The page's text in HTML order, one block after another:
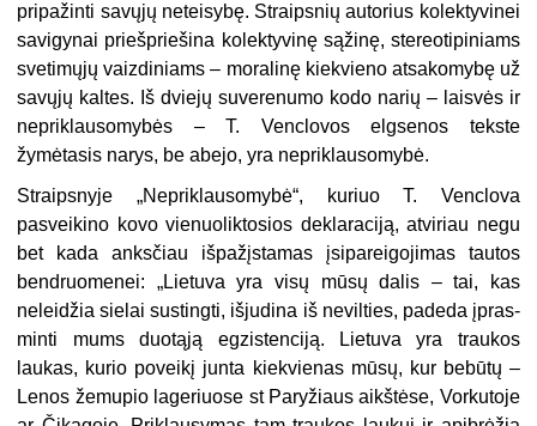
pripažinti savųjų neteisybę. Straipsnių autorius kolektyvinei
savigynai priešpriešina kolek­tyvinę sąžinę, stereotipiniams
svetimųjų vaizdiniams – moralinę kiekvieno atsakomybę už
savųjų kaltes. Iš dviejų suverenumo kodo narių – laisvės ir
nepriklausomybės – T. Venclovos elgsenos tekste
žymėtasis narys, be abejo, yra nepriklausomybė.
Straipsnyje „Nepriklausomybė“, kuriuo T. Venclova
pasveikino kovo vienuoliktosios deklaraciją, atviriau negu
bet kada anksčiau išpažįsta­mas įsipareigojimas tautos
bendruomenei: „Lietuva yra visų mūsų dalis – tai, kas
neleidžia sielai sustingti, išjudina iš nevilties, padeda įpras­
minti mums duotąją egzistenciją. Lietuva yra traukos
laukas, kurio poveikį junta kiekvienas mūsų, kur bebūtų –
Lenos žemupio lageriuose st Paryžiaus aikštėse, Vorkutoje